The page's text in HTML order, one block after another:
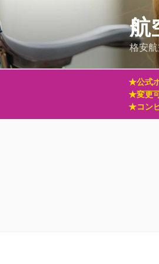
ン
テ
ン
ツ
ッ
航
格安
★公式
★変更
★コン